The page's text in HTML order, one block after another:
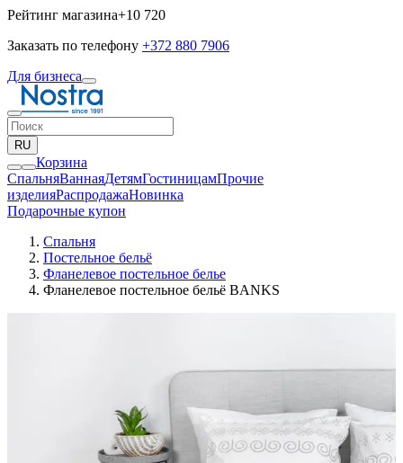
Рейтинг магазина+10 720
Заказать по телефону +372 880 7906
Для бизнеса
RU
Корзина
СпальняВаннаяДетямГостиницамПрочие
изделияPаспродажаНовинка
Подарочные купон
Спальня
Постельное бельё
Фланелевое постельное белье
Фланелевое постельное бельё BANKS